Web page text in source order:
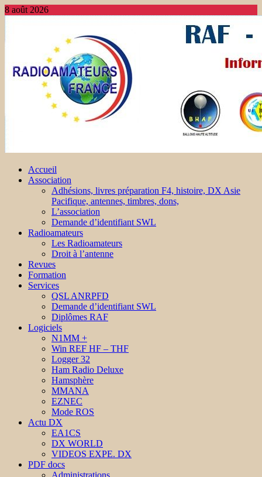
8 août 2026
Accueil
Association
Adhésions, livres préparation F4, histoire, DX Asie
Pacifique, antennes, timbres, dons,
L’association
Demande d’identifiant SWL
Radioamateurs
Les Radioamateurs
Droit à l’antenne
Revues
Formation
Services
QSL ANRPFD
Demande d’identifiant SWL
Diplômes RAF
Logiciels
N1MM +
Win REF HF – THF
Logger 32
Ham Radio Deluxe
Hamsphère
MMANA
EZNEC
Mode ROS
Actu DX
EA1CS
DX WORLD
VIDEOS EXPE. DX
PDF docs
Administrations